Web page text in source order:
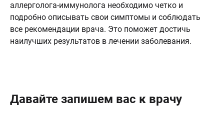
аллерголога-иммунолога необходимо четко и
подробно описывать свои симптомы и соблюдать
все рекомендации врача. Это поможет достичь
наилучших результатов в лечении заболевания.
Давайте запишем вас к врачу